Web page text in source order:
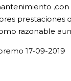
prestaciones
razonable
17-09-2019